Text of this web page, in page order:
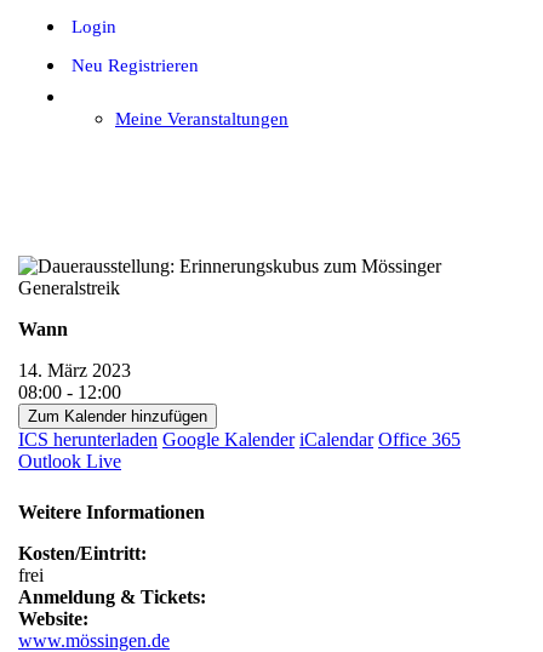
Login
Neu Registrieren
Meine Veranstaltungen
Wann
14. März 2023
08:00 - 12:00
Zum Kalender hinzufügen
ICS herunterladen Google Kalender iCalendar Office 365
Outlook Live
Weitere Informationen
Kosten/Eintritt:
frei
Anmeldung & Tickets:
Website:
www.mössingen.de